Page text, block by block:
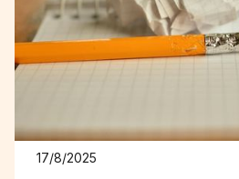
17/8/2025